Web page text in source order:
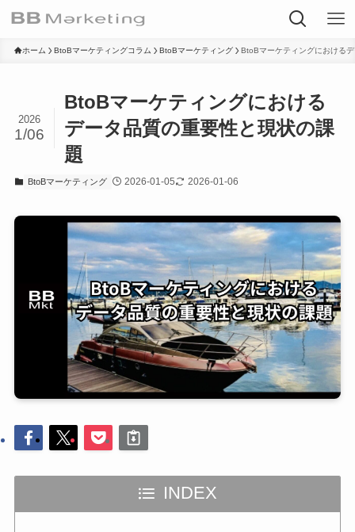
ホーム BtoBマーケティングコラム BtoBマーケティング BtoBマーケティングにおける
BtoBマーケティングにおける
データ品質の重要性と現状の課
題
2026
1/06
BtoBマーケティング 2026-01-05 2026-01-06
INDEX